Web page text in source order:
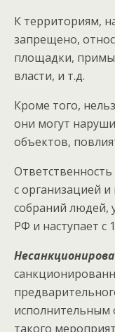
К территориям,
запрещено,
площадки,
власти, и т.д.
Кроме того,
они могут
объектов,
с организацией
собраний людей,
РФ и наступает с
исполнительным
такого